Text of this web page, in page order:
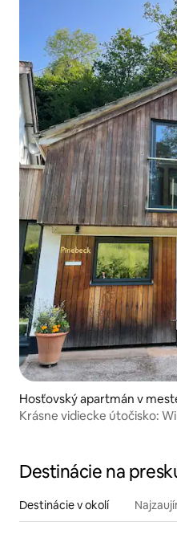
Hosťovský apartmán v
Krásne vidiecke útočisko:
Destinácie na
Destinácie v okolí